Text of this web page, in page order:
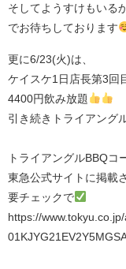
そしてようすけもいる
でお待ちしております
更に6/23(火)は、
ケイスケ1日店長第3回
4400円飲み放題
引き続きトライアング
トライアングルBBQコ
東急公式サイトに掲載
要チェックで
https://